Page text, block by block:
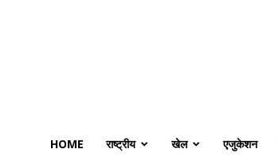
HOME राष्ट्रीय खेल एजुकेशन